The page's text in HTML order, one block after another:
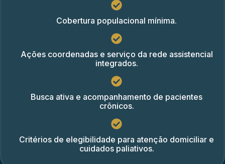
Cobertura populacional mínima.
Ações coordenadas e serviço da rede assistencial
integrados.
Busca ativa e acompanhamento de pacientes
crônicos.
Critérios de elegibilidade para atenção domiciliar e
cuidados paliativos.